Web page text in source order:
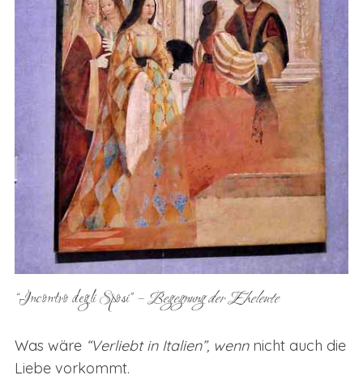
“Incontro degli Sposi” –Begegnung der Eheleute
Was wäre “Verliebt in Italien”, wennnicht auch die
Liebe vorkommt.